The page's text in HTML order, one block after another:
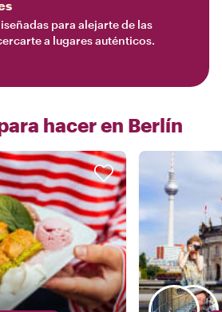
para alejarte de las
a lugares auténticos.
hacer en Berlín